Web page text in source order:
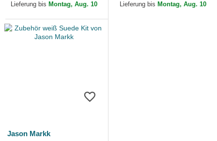
Lieferung bis Montag, Aug. 10 Lieferung bis Montag, Aug. 10
Jason Markk